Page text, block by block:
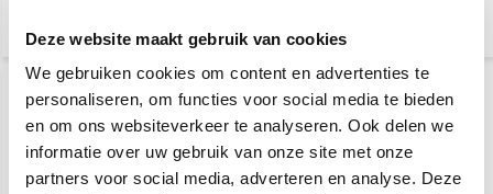
Deze website maakt gebruik van cookies
We gebruiken cookies om content en advertenties te
personaliseren, om functies voor social media te bieden
en om ons websiteverkeer te analyseren. Ook delen we
informatie over uw gebruik van onze site met onze
partners voor social media, adverteren en analyse. Deze